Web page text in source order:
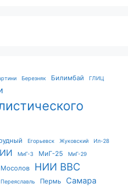
Березняк Билимбай ГЛИЦ
Егорьевск Жуковский
Ил-28
МиГ-3 МиГ-25 МиГ-29
Мосолов НИИ ВВС
Переяславль Пермь Самара